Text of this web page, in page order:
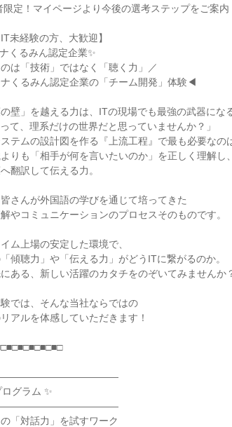
定！マイページより今後の選考ステップをご案内
IT未経験の方、大歓迎】
くるみん認定企業✨
は「技術」ではなく「聴く力」／
くるみん認定企業の「チーム開発」体験◀
壁」を越える力は、ITの現場でも最強の武器にな
って、理系だけの世界だと思っていませんか？」
テムの設計図を作る『上流工程』で最も必要なの
りも「相手が何を言いたいのか」を正しく理解し、
翻訳して伝える力。
さんが外国語の学びを通じて培ってきた
やコミュニケーションのプロセスそのものです。
ム上場の安定した環境で、
傾聴力」や「伝える力」がどうITに繋がるのか。
ある、新しい活躍のカタチをのぞいてみませんか
では、そんな当社ならではの
アルを体感していただきます！
グラム ✨
「対話力」を試すワーク